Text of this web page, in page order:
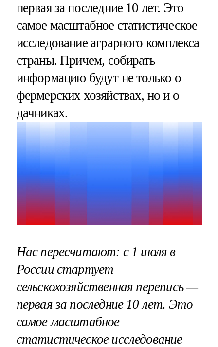
первая за последние 10 лет. Это
самое масштабное статистическое
исследование аграрного комплекса
страны. Причем, собирать
информацию будут не только о
фермерских хозяйствах, но и о
дачниках.
Нас пересчитают: с 1 июля в
России стартует
сельскохозяйственная перепись —
первая за последние 10 лет. Это
самое масштабное
статистическое исследование